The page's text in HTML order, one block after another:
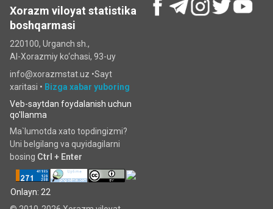
Xorazm viloyat statistika
boshqarmasi
220100, Urganch sh.,
Al-Xorazmiy ko‘chаsi, 93-uy
info@xorazmstat.uz •Sayt
xaritasi • Bizga xabar yuboring
Veb-saytdan foydalanish uchun
qo'llanma
Ma`lumotda xato topdingizmi?
Uni belgilang va quyidagilarni
bosing Ctrl + Enter
Onlayn: 22